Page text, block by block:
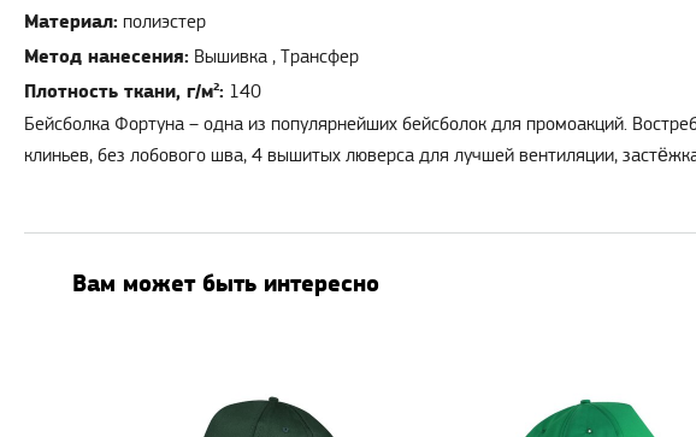
Материал: полиэстер
Метод нанесения: Вышивка , Трансфер
Плотность ткани, г/м²: 140
Бейсболка Фортуна – одна из популярнейших бейсболок для промоакций.
клиньев, без лобового шва, 4 вышитых люверса для лучшей вентиляции,
Вам может быть интересно